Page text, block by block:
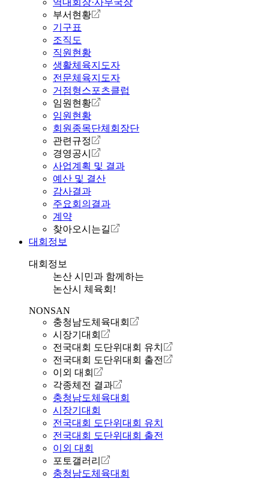
부서현황
기구표
조직도
직원현황
생활체육지도자
전문체육지도자
거점형스포츠클럽
임원현황
임원현황
회원종목단체회장단
관련규정
경영공시
사업계획 및 결과
예산 및 결산
감사결과
주요회의결과
계약
찾아오시는길
대회정보
대회정보
논산 시민과 함께하는
논산시 체육회!
NONSAN
충청남도체육대회
시장기대회
전국대회 도단위대회 유치
전국대회 도단위대회 출전
이외 대회
각종체전 결과
충청남도체육대회
시장기대회
전국대회 도단위대회 유치
전국대회 도단위대회 출전
이외 대회
포토갤러리
충청남도체육대회